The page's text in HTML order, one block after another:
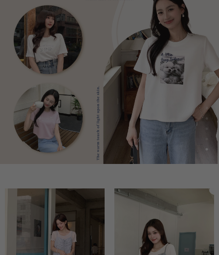
襯衫 褲裙 冰感
涼感